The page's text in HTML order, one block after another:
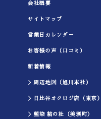
会社概要
サイトマップ
営業日カレンダー
お客様の声（口コミ）
新着情報
＞周辺地図（旭川本社）
＞日比谷オクロジ店（東京）
＞藍染 結の杜（美瑛町）